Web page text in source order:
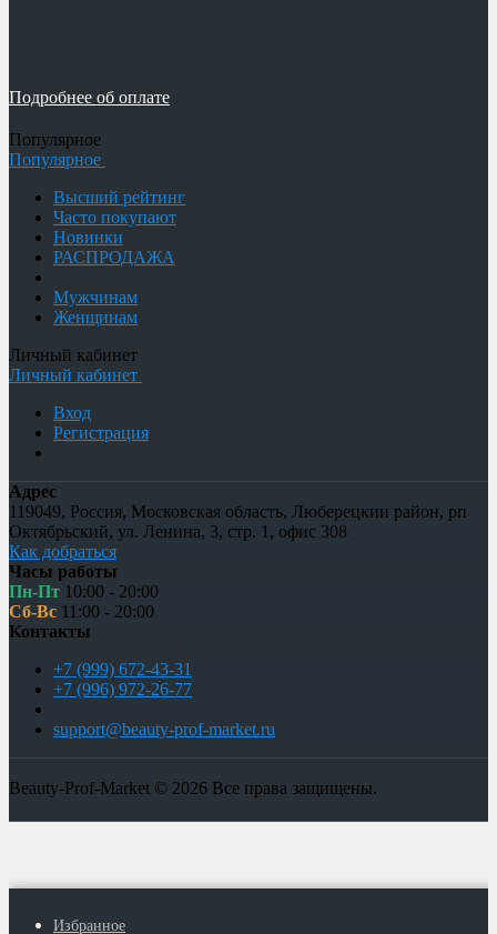
Подробнее об оплате
Популярное
Популярное
Высший рейтинг
Часто покупают
Новинки
РАСПРОДАЖА
Мужчинам
Женщинам
Личный кабинет
Личный кабинет
Вход
Регистрация
Адрес
119049, Россия, Московская область, Люберецкии район, рп
Октябрьский, ул. Ленина, 3, стр. 1 , офис 308
Как добраться
Часы работы
Пн-Пт 10:00 - 20:00
Сб-Вс 11:00 - 20:00
Контакты
+7 (999) 672-43-31
+7 (996) 972-26-77
support@beauty-prof-market.ru
Beauty-Prof-Market © 2026 Все права защищены.
Избранное